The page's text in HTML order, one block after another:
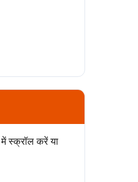
स्क्रॉल करें या